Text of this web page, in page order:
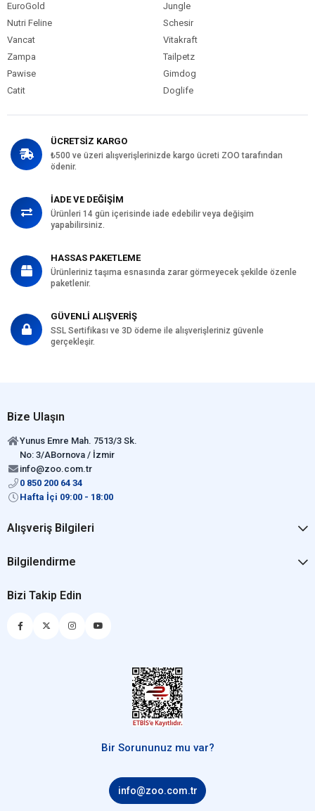
EuroGold
Jungle
Nutri Feline
Schesir
Vancat
Vitakraft
Zampa
Tailpetz
Pawise
Gimdog
Catit
Doglife
ÜCRETSİZ KARGO
₺500 ve üzeri alışverişlerinizde kargo ücreti ZOO tarafından
ödenir.
İADE VE DEĞİŞİM
Ürünleri 14 gün içerisinde iade edebilir veya değişim
yapabilirsiniz.
HASSAS PAKETLEME
Ürünleriniz taşıma esnasında zarar görmeyecek şekilde özenle
paketlenir.
GÜVENLİ ALIŞVERİŞ
SSL Sertifikası ve 3D ödeme ile alışverişleriniz güvenle
gerçekleşir.
Bize Ulaşın
Yunus Emre Mah. 7513/3 Sk.
No: 3/ABornova / İzmir
info@zoo.com.tr
0 850 200 64 34
Hafta İçi 09:00 - 18:00
Alışveriş Bilgileri
Bilgilendirme
Bizi Takip Edin
Bir Sorununuz mu var?
info@zoo.com.tr